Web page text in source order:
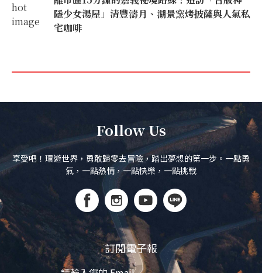
隱少女湯屋」清豐濤月、湖景窯烤披薩與人氣私
宅咖啡
Follow Us
享受吧！環遊世界，勇敢歸零去冒險，踏出夢想的第一步。一點勇
氣，一點熱情，一點快樂，一點挑戰
訂閱電子報